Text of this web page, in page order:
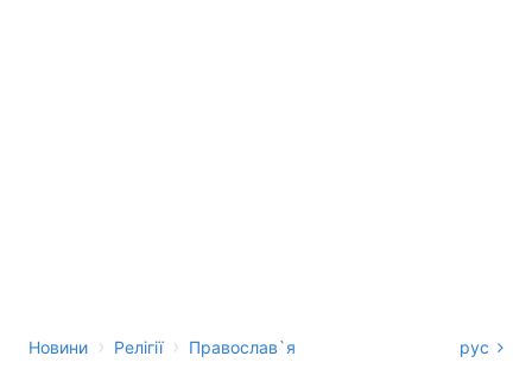
Новини › Релігії › Православ`я рус